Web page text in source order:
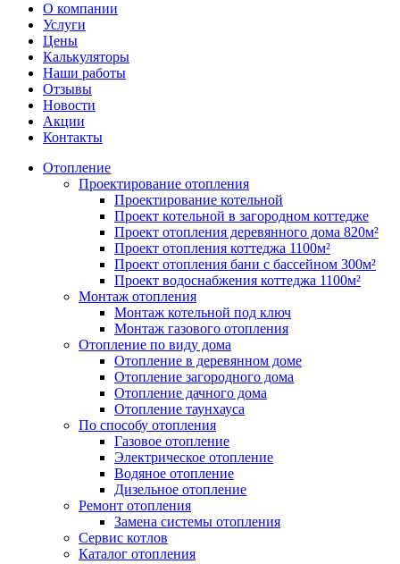
О компании
Услуги
Цены
Калькуляторы
Наши работы
Отзывы
Новости
Акции
Контакты
Отопление
Проектирование отопления
Проектирование котельной
Проект котельной в загородном коттедже
Проект отопления деревянного дома 820м²
Проект отопления коттеджа 1100м²
Проект отопления бани с бассейном 300м²
Проект водоснабжения коттеджа 1100м²
Монтаж отопления
Монтаж котельной под ключ
Монтаж газового отопления
Отопление по виду дома
Отопление в деревянном доме
Отопление загородного дома
Отопление дачного дома
Отопление таунхауса
По способу отопления
Газовое отопление
Электрическое отопление
Водяное отопление
Дизельное отопление
Ремонт отопления
Замена системы отопления
Сервис котлов
Каталог отопления